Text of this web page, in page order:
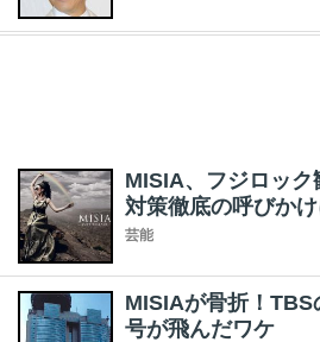
MISIA、フジロッ
対策徹底の呼びか
芸能
MISIAが骨折！TBS
号が飛んだワケ